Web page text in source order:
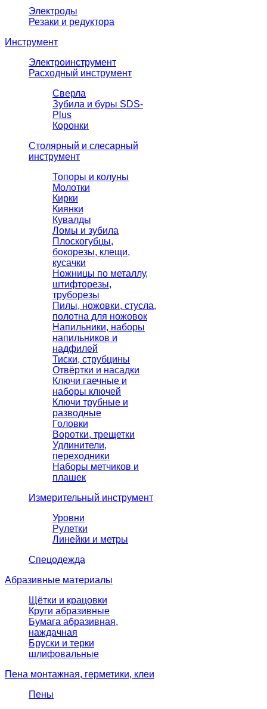
Электроды
Резаки и редуктора
Инструмент
Электроинструмент
Расходный инструмент
Сверла
Зубила и буры SDS-
Plus
Коронки
Столярный и слесарный
инструмент
Топоры и колуны
Молотки
Кирки
Киянки
Кувалды
Ломы и зубила
Плоскогубцы,
бокорезы, клещи,
кусачки
Ножницы по металлу,
штифторезы,
труборезы
Пилы, ножовки, стусла,
полотна для ножовок
Напильники, наборы
напильников и
надфилей
Тиски, струбцины
Отвёртки и насадки
Ключи гаечные и
наборы ключей
Ключи трубные и
разводные
Головки
Воротки, трещетки
Удлинители,
переходники
Наборы метчиков и
плашек
Измерительный инструмент
Уровни
Рулетки
Линейки и метры
Спецодежда
Абразивные материалы
Щётки и крацовки
Круги абразивные
Бумага абразивная,
наждачная
Бруски и терки
шлифовальные
Пена монтажная, герметики, клеи
Пены